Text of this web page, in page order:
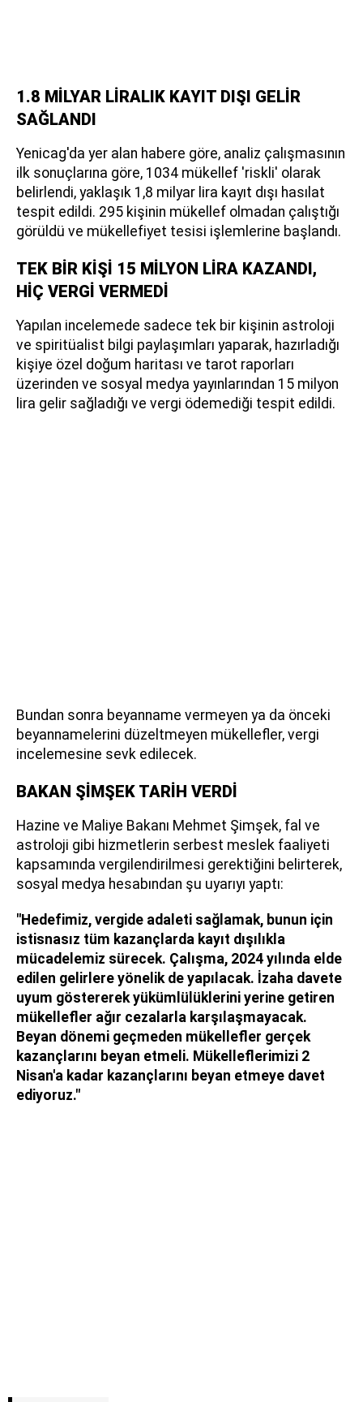
1.8 MİLYAR LİRALIK KAYIT DIŞI GELİR
SAĞLANDI
Yenicag'da yer alan habere göre, analiz çalışmasının
ilk sonuçlarına göre, 1034 mükellef 'riskli' olarak
belirlendi, yaklaşık 1,8 milyar lira kayıt dışı hasılat
tespit edildi. 295 kişinin mükellef olmadan çalıştığı
görüldü ve mükellefiyet tesisi işlemlerine başlandı.
TEK BİR KİŞİ 15 MİLYON LİRA KAZANDI,
HİÇ VERGİ VERMEDİ
Yapılan incelemede sadece tek bir kişinin astroloji
ve spiritüalist bilgi paylaşımları yaparak, hazırladığı
kişiye özel doğum haritası ve tarot raporları
üzerinden ve sosyal medya yayınlarından 15 milyon
lira gelir sağladığı ve vergi ödemediği tespit edildi.
Bundan sonra beyanname vermeyen ya da önceki
beyannamelerini düzeltmeyen mükellefler, vergi
incelemesine sevk edilecek.
BAKAN ŞİMŞEK TARİH VERDİ
Hazine ve Maliye Bakanı Mehmet Şimşek, fal ve
astroloji gibi hizmetlerin serbest meslek faaliyeti
kapsamında vergilendirilmesi gerektiğini belirterek,
sosyal medya hesabından şu uyarıyı yaptı:
"Hedefimiz, vergide adaleti sağlamak, bunun için
istisnasız tüm kazançlarda kayıt dışılıkla
mücadelemiz sürecek. Çalışma, 2024 yılında elde
edilen gelirlere yönelik de yapılacak. İzaha davete
uyum göstererek yükümlülüklerini yerine getiren
mükellefler ağır cezalarla karşılaşmayacak.
Beyan dönemi geçmeden mükellefler gerçek
kazançlarını beyan etmeli. Mükelleflerimizi 2
Nisan'a kadar kazançlarını beyan etmeye davet
ediyoruz."